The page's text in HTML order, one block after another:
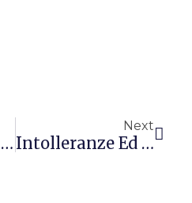
Monografia Del Fico D’india
Next
Intolleranze Ed Allergie Alimentari